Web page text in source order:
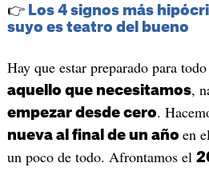
👉 Los 4 signos más
suyo es teatro del bueno
Hay que estar preparado para
aquello que necesitamos,
empezar desde cero.
nueva al final de un año en
un poco de todo. Afrontamos el